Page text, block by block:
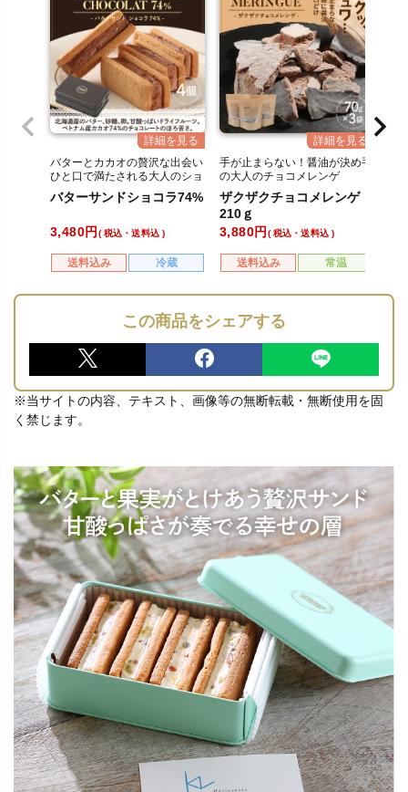
バターとカカオの贅沢な出会い
ひと口で満たされる大人のショ
コラ
バターサンドショコラ74%
送料込み 冷蔵
3,480 税込・送料込
手が止まらない！醤油が決め手
の大人のチョコメレンゲ
ザクザクチョコメレンゲ
210ｇ
送料込み 常温
3,880 税込・送料込
この商品をシェアする
※当サイトの内容、テキスト、画像等の無断転載・無断使用を固
く禁じます。